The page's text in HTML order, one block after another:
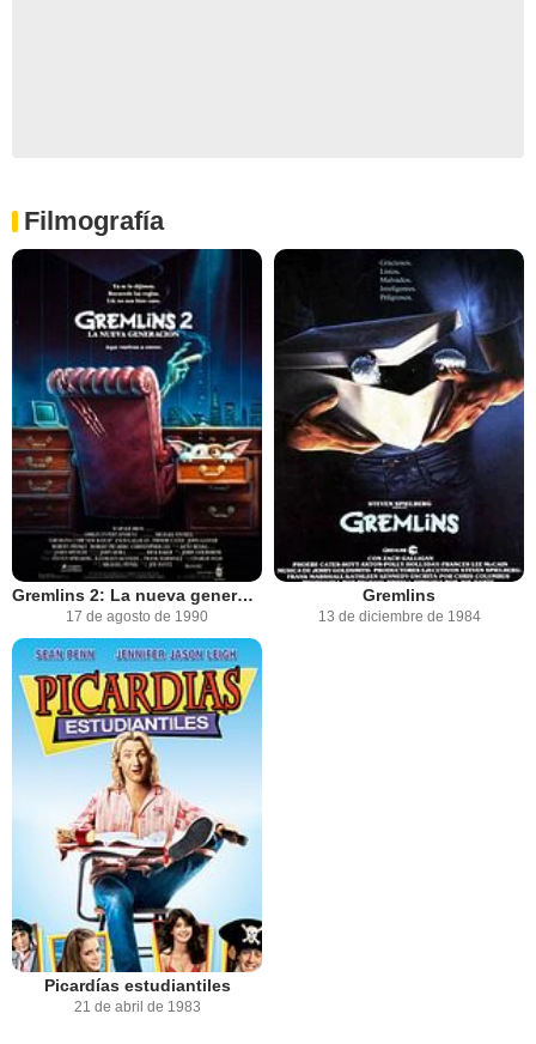
Filmografía
Gremlins 2: La nueva generación
17 de agosto de 1990
Gremlins
13 de diciembre de 1984
Picardías estudiantiles
21 de abril de 1983